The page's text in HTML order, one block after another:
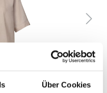
Über Cookies